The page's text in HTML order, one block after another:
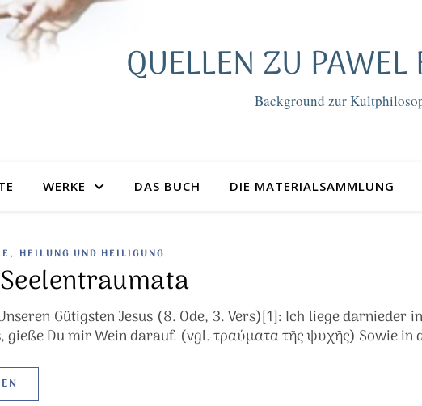
QUELLEN ZU PAWEL
Background zur
WERKE DAS BUCH DIE MATERIALSAMMLUNG
, HEILUNG UND HEILIGUNG
Gütigsten Jesus (8. Ode, 3. Vers)[1]: Ich liege darnieder
gieße Du mir Wein darauf. (vgl. τραύματα τῆς ψυχῆς) Sowie in